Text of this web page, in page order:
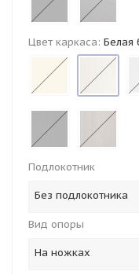
Цвет каркаса: Белая
Подлокотник
Без подлокотника
Вид опоры
На ножках